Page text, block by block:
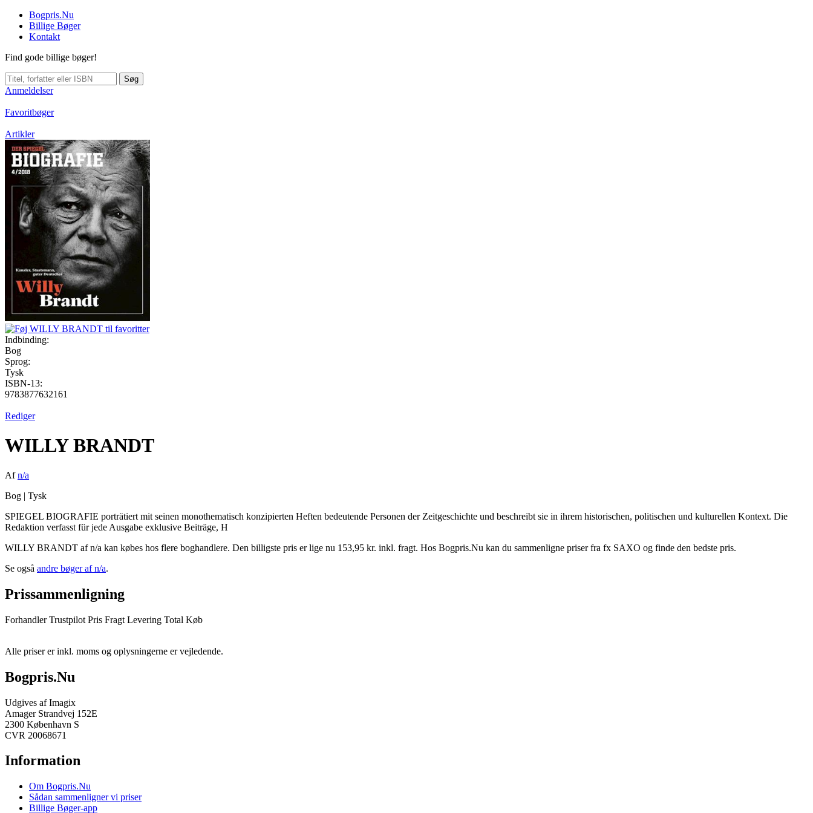
Bogpris.Nu
Billige Bøger
Kontakt
Find gode billige bøger!
Søg
Anmeldelser
Favoritbøger
Artikler
Indbinding:
Bog
Sprog:
Tysk
ISBN-13:
9783877632161
Rediger
WILLY BRANDT
Afn/a
Bog | Tysk
SPIEGEL BIOGRAFIE porträtiert mit seinen monothematisch konzipierten Heften bedeutende Personen der Zeitgeschichte und beschreibt sie in ihrem historischen, politischen und kulturellen Kontext. Die
Redaktion verfasst für jede Ausgabe exklusive Beiträge, H
WILLY BRANDT af n/a kan købes hos flere boghandlere. Den billigste pris er lige nu 153,95 kr. inkl. fragt. Hos Bogpris.Nu kan du sammenligne priser fra fx SAXO og finde den bedste pris.
Se også andre bøger af n/a.
Prissammenligning
Forhandler Trustpilot Pris Fragt Levering Total Køb
Alle priser er inkl. moms og oplysningerne er vejledende.
Bogpris.Nu
Udgives af Imagix
Amager Strandvej 152E
2300 København S
CVR 20068671
Information
Om Bogpris.Nu
Sådan sammenligner vi priser
Billige Bøger-app